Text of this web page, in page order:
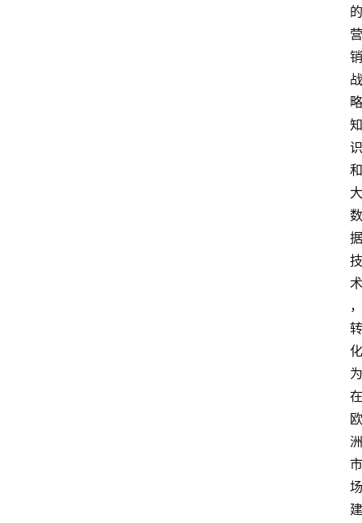
的
营
销
战
略
知
识
和
大
数
据
技
术
，
转
化
为
在
欧
洲
市
场
建